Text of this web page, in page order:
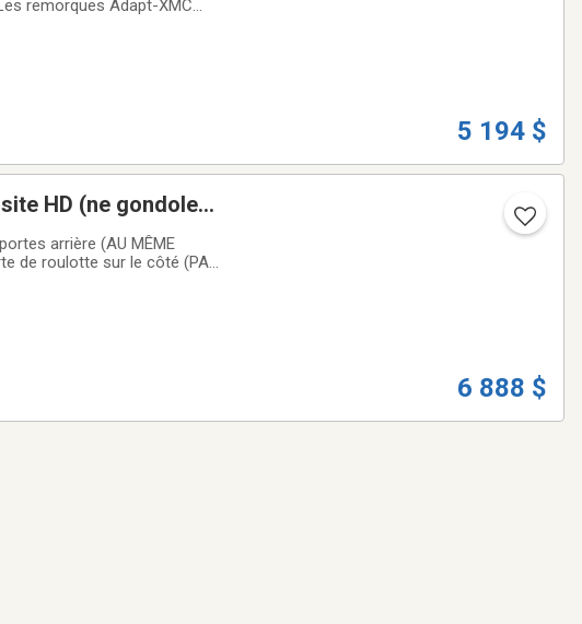
remorques Adapt-XMC
5 194 $
HD (ne gondole
ou galvanisé
arrière (AU MÊME
de roulotte sur le côté (PAS
6 888 $